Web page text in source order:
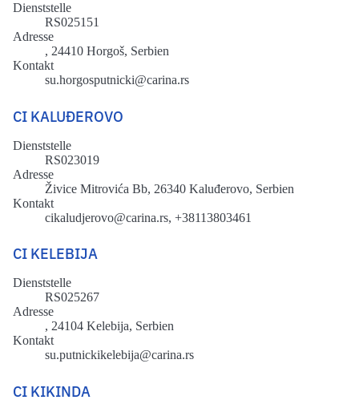
Dienststelle
RS025151
Adresse
, 24410 Horgoš, Serbien
Kontakt
su.horgosputnicki@carina.rs
CI KALUĐEROVO
Dienststelle
RS023019
Adresse
Živice Mitrovića Bb, 26340 Kaluđerovo, Serbien
Kontakt
cikaludjerovo@carina.rs, +38113803461
CI KELEBIJA
Dienststelle
RS025267
Adresse
, 24104 Kelebija, Serbien
Kontakt
su.putnickikelebija@carina.rs
CI KIKINDA